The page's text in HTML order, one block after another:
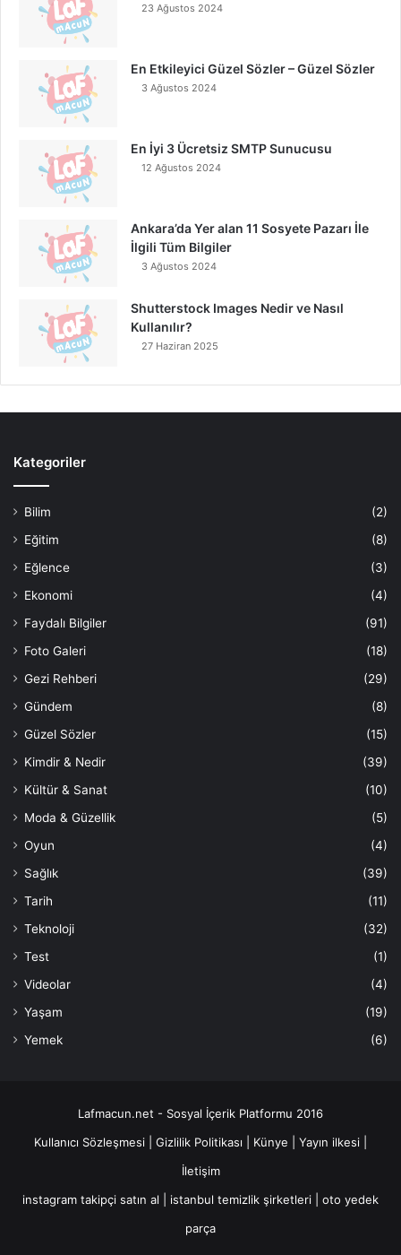
23 Ağustos 2024
En Etkileyici Güzel Sözler – Güzel Sözler
3 Ağustos 2024
En İyi 3 Ücretsiz SMTP Sunucusu
12 Ağustos 2024
Ankara’da Yer alan 11 Sosyete Pazarı İle
İlgili Tüm Bilgiler
3 Ağustos 2024
Shutterstock Images Nedir ve Nasıl
Kullanılır?
27 Haziran 2025
Kategoriler
Bilim
(2)
Eğitim
(8)
Eğlence
(3)
Ekonomi
(4)
Faydalı Bilgiler
(91)
Foto Galeri
(18)
Gezi Rehberi
(29)
Gündem
(8)
Güzel Sözler
(15)
Kimdir & Nedir
(39)
Kültür & Sanat
(10)
Moda & Güzellik
(5)
Oyun
(4)
Sağlık
(39)
Tarih
(11)
Teknoloji
(32)
Test
(1)
Videolar
(4)
Yaşam
(19)
Yemek
(6)
Lafmacun.net - Sosyal İçerik Platformu 2016
Kullanıcı Sözleşmesi
Gizlilik Politikası Künye Yayın ilkesi
İletişim
instagram takipçi satın al
istanbul temizlik şirketleri
oto yedek
parça